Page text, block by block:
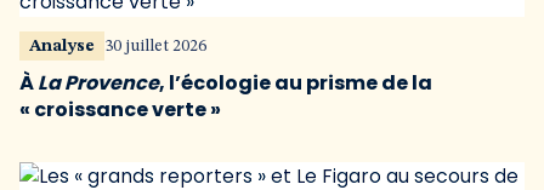
Analyse 30 juillet 2026
ÀLa Provence, l’écologie au prisme de la
« croissance verte »